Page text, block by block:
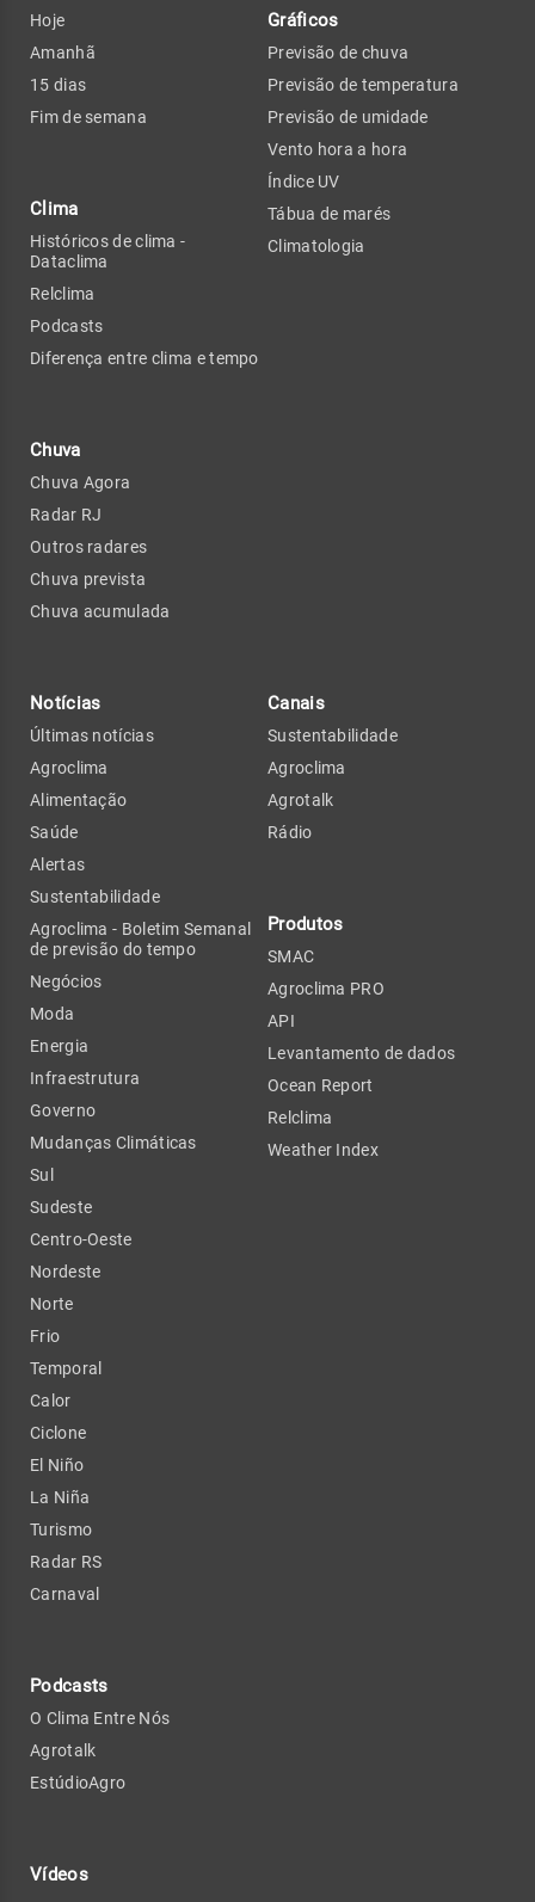
Hoje
Amanhã
15 dias
Fim de semana
Clima
Históricos de clima -
Dataclima
Relclima
Podcasts
Diferença entre clima e tempo
Chuva
Chuva Agora
Radar RJ
Outros radares
Chuva prevista
Chuva acumulada
Gráficos
Previsão de chuva
Previsão de temperatura
Previsão de umidade
Vento hora a hora
Índice UV
Tábua de marés
Climatologia
Notícias
Últimas notícias
Agroclima
Alimentação
Saúde
Alertas
Sustentabilidade
Agroclima - Boletim Semanal
de previsão do tempo
Negócios
Moda
Energia
Infraestrutura
Governo
Mudanças Climáticas
Sul
Sudeste
Centro-Oeste
Nordeste
Norte
Frio
Temporal
Calor
Ciclone
El Niño
La Niña
Turismo
Radar RS
Carnaval
Podcasts
O Clima Entre Nós
Agrotalk
EstúdioAgro
Vídeos
Canais
Sustentabilidade
Agroclima
Agrotalk
Rádio
Produtos
SMAC
Agroclima PRO
API
Levantamento de dados
Ocean Report
Relclima
Weather Index